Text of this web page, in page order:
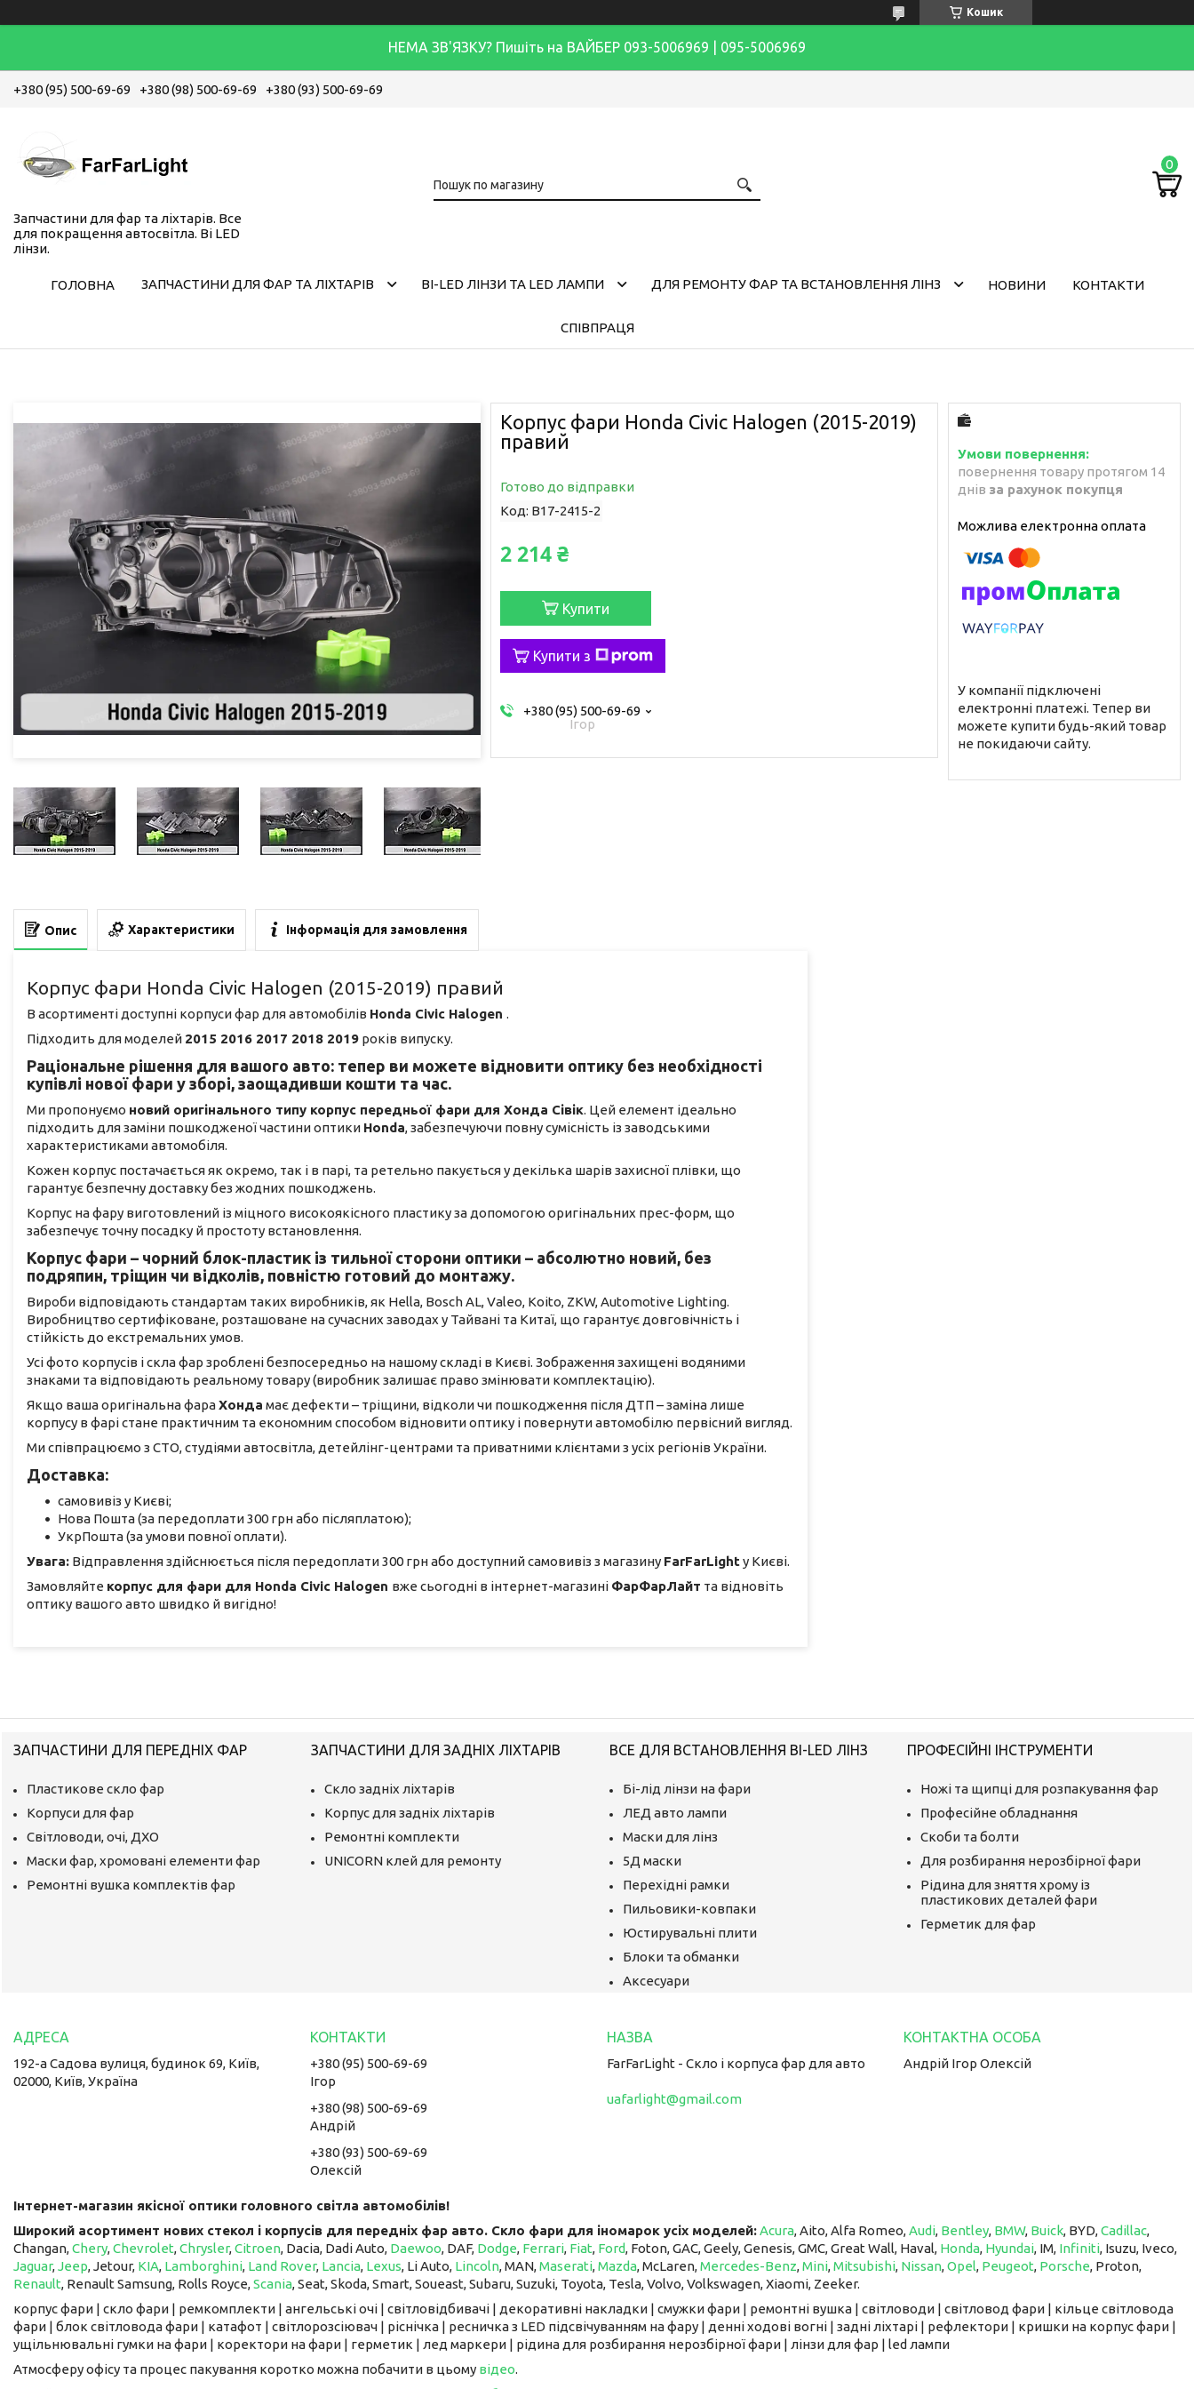
Кошик
НЕМА ЗВ'ЯЗКУ? Пишіть на ВАЙБЕР 093-5006969 | 095-5006969
+380 (95) 500-69-69 +380 (98) 500-69-69 +380 (93) 500-69-69
Запчастини для фар та ліхтарів. Все
для покращення автосвітла. Bi LED
лінзи.
ГОЛОВНА ЗАПЧАСТИНИ ДЛЯ ФАР ТА ЛІХТАРІВ BI-LED ЛІНЗИ ТА LED ЛАМПИ ДЛЯ РЕМОНТУ ФАР ТА ВСТАНОВЛЕННЯ ЛІНЗ НОВИНИ КОНТАКТИ
СПІВПРАЦЯ
Корпус фари Honda Civic Halogen (2015-2019)
правий
Готово до відправки
Код: B17-2415-2
2 214 ₴
Купити
Купити з
+380 (95) 500-69-69
Ігор
повернення товару протягом 14
днів за рахунок покупця
У компанії підключені
електронні платежі. Тепер ви
можете купити будь-який товар
не покидаючи сайту.
Опис Характеристики Інформація для замовлення
Корпус фари Honda Civic Halogen (2015-2019) правий
В асортименті доступні корпуси фар для автомобілів Honda Civic Halogen .
Підходить для моделей 2015 2016 2017 2018 2019 років випуску.
Раціональне рішення для вашого авто: тепер ви можете відновити оптику без необхідності
купівлі нової фари у зборі, заощадивши кошти та час.
Ми пропонуємо новий оригінального типу корпус передньої фари для Хонда Сівік. Цей елемент ідеально
підходить для заміни пошкодженої частини оптики Honda, забезпечуючи повну сумісність із заводськими
характеристиками автомобіля.
Кожен корпус постачається як окремо, так і в парі, та ретельно пакується у декілька шарів захисної плівки, що
гарантує безпечну доставку без жодних пошкоджень.
Корпус на фару виготовлений із міцного високоякісного пластику за допомогою оригінальних прес-форм, що
забезпечує точну посадку й простоту встановлення.
Корпус фари – чорний блок-пластик із тильної сторони оптики – абсолютно новий, без
подряпин, тріщин чи відколів, повністю готовий до монтажу.
Вироби відповідають стандартам таких виробників, як Hella, Bosch AL, Valeo, Koito, ZKW, Automotive Lighting.
Виробництво сертифіковане, розташоване на сучасних заводах у Тайвані та Китаї, що гарантує довговічність і
стійкість до екстремальних умов.
Усі фото корпусів і скла фар зроблені безпосередньо на нашому складі в Києві. Зображення захищені водяними
знаками та відповідають реальному товару (виробник залишає право змінювати комплектацію).
Якщо ваша оригінальна фараХонда має дефекти – тріщини, відколи чи пошкодження після ДТП – заміна лише
корпусу в фарі стане практичним та економним способом відновити оптику і повернути автомобілю первісний вигляд.
Ми співпрацюємо з СТО, студіями автосвітла, детейлінг-центрами та приватними клієнтами з усіх регіонів України.
Доставка:
самовивіз у Києві;
Нова Пошта (за передоплати 300 грн або післяплатою);
УкрПошта (за умови повної оплати).
Увага: Відправлення здійснюється після передоплати 300 грн або доступний самовивіз з магазину FarFarLightу Києві.
Замовляйте корпус для фари для Honda Civic Halogen вже сьогодні в інтернет-магазині ФарФарЛайт та відновіть
оптику вашого авто швидко й вигідно!
ЗАПЧАСТИНИ ДЛЯ ПЕРЕДНІХ ФАР
Пластикове скло фар
Корпуси для фар
Світловоди, очі, ДХО
Маски фар, хромовані елементи фар
Ремонтні вушка комплектів фар
ЗАПЧАСТИНИ ДЛЯ ЗАДНІХ ЛІХТАРІВ
Скло задніх ліхтарів
Корпус для задніх ліхтарів
Ремонтні комплекти
UNICORN клей для ремонту
ВСЕ ДЛЯ ВСТАНОВЛЕННЯ BI-LED ЛІНЗ
Бі-лід лінзи на фари
ЛЕД авто лампи
Маски для лінз
5Д маски
Перехідні рамки
Пильовики-ковпаки
Юстирувальні плити
Блоки та обманки
Аксесуари
ПРОФЕСІЙНІ ІНСТРУМЕНТИ
Ножі та щипці для розпакування фар
Професійне обладнання
Скоби та болти
Для розбирання нерозбірної фари
Рідина для зняття хрому із
пластикових деталей фари
Герметик для фар
192-а Садова вулиця, будинок 69, Київ,
02000, Київ, Україна
+380 (95) 500-69-69
Ігор
+380 (98) 500-69-69
Андрій
+380 (93) 500-69-69
Олексій
FarFarLight - Cкло і корпуса фар для авто
uafarlight@gmail.com
Андрій Ігор Олексій
Інтернет-магазин якісної оптики головного світла автомобілів!
Широкий асортимент нових стекол і корпусів для передніх фар авто. Скло фари для іномарок усіх моделей:Acura, Aito, Alfa Romeo,Audi, Bentley, BMW, Buick, BYD,Cadillac,
Changan,Chery,Chevrolet,Chrysler,Citroen, Dacia, Dadi Auto, Daewoo, DAF, Dodge, Ferrari, Fiat, Ford, Foton, GAC, Geely, Genesis, GMC, Great Wall, Haval, Honda, Hyundai, IM, ​​​​​​​ Infiniti, Isuzu, Iveco,
Jaguar,Jeep, Jetour, ​​​​​​​ KIA, Lamborghini, Land Rover, Lancia, Lexus, Li Auto, ​​​​​​​ Lincoln, MAN,Maserati,Mazda, McLaren, ​​​​​​​Mercedes-Benz,Mini,Mitsubishi, Nissan,Opel, Peugeot, Porsche, Proton, ​​​​​​​
Renault, Renault Samsung, Rolls Royce,Scania, Seat, Skoda, Smart, Soueast, Subaru, Suzuki, Toyota, Tesla, Volvo, Volkswagen, Xiaomi, Zeeker.
корпус фари | скло фари | ремкомплекти | ангельські очі | світловідбивачі | декоративні накладки | смужки фари | ремонтні вушка | світловоди | світловод фари | кільце світловода
фари | блок світловода фари | катафот | світлорозсіювач | ріснічка | ресничка з LED підсвічуванням на фару | денні ходові вогні | задні ліхтарі | рефлектори | кришки на корпус фари |
ущільнювальні гумки на фари | коректори на фари | герметик | лед маркери | рідина для розбирання нерозбірної фари | лінзи для фар | led лампи
Атмосферу офісу та процес пакування коротко можна побачити в цьому відео.